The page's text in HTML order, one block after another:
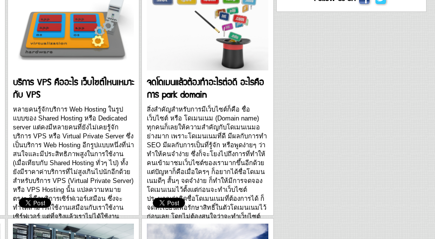
ดังนั้นหากเรารู้วิธีการที่จะตรวจสอบ และรู้ถึง
สาเหตุที่เว็บ ดาวน์ เข้าใช้งานเว็บ ไม่ได้ ก็จะ
ทำให้เราแก้ไขปัญหา ทำให้เว็บ กลับมาใช้
งานได้อย่างรวดเร็ว เพราะยิ่งเว็บ ดาวน์...
บริการ VPS คืออะไร เว็บไซต์ไหนเหมาะ
กับ VPS
หลายคนรู้จักบริการ Web Hosting ในรูป
แบบของ Shared Hosting หรือ Dedicated
server แต่คงมีหลายคนที่ยังไม่เคยรู้จัก
บริการ VPS หรือ Virtual Private Server ซึ่ง
เป็นบริการ Web Hosting อีกรูปแบบหนึ่งที่น่า
สนใจและมีประสิทธิภาพสูงในการใช้งาน
(เมื่อเทียบกับ Shared Hosting ทั่วๆ ไป) ทั้ง
ยังมีราคาค่าบริการที่ไม่สูงเกินไปนักอีกด้วย
สำหรับบริการ VPS (Virtual Private Server)
หรือ VPS Hosting นั้น แปลความหมาย
ตรงๆ ก็คือบริการเซิร์ฟเวอร์เสมือน ซึ่งจะ
ทำให้สามารถใช้งานเสมือนกับเราใช้งาน
เซิร์ฟเวอร์ แต่ที่จริงแล้วเราไม่ได้ใช้งาน
เครื่องเซิร์ฟเวอร์นั้นแต่ผู้เดียว หลักการ
ทำการอธิบายง่ายๆ ได้ดังนี้ เป็นการแบ่งพื้นที่
จดโดเมนแล้วต้องทำอะไรต่อดี อะไรคือ
การ park domain
สิ่งสำคัญสำหรับการมีเว็บไซต์ก็คือ ชื่อ
เว็บไซต์ หรือ โดเมนเนม (Domain name)
ทุกคนก็เลยให้ความสำคัญกับโดเมนเนมอ
ย่างมาก เพราะโดเมนเนมที่ดี มีผลกับการทำ
SEO มีผลกับการเป็นที่รู้จัก หรือพูดง่ายๆ ว่า
ทำให้คนจำง่าย ซึ่งก็จะโยงไปถึงการที่ทำให้
คนเข้ามาชมเว็บไซต์ของเรามากขึ้นอีกด้วย
แต่ปัญหาก็คือเมื่อใครๆ ก็อยากได้ชื่อโดเมน
เนมดีๆ สั้นๆ จดจำง่าย ก็ทำให้มีการจดจอง
โดเมนเนมไว้ตั้งแต่ก่อนจะทำเว็บไซต์
ประมาณว่าคิดชื่อโดเมนเนมที่ต้องการได้ ก็
จดทะเบียนเพื่อรักษาสิทธิ์ในตัวโดเมนเนมไว้
ก่อนเลย โดยไม่ต้องสนใจว่าจะทำเว็บไซต์
เมื่อไหร่ (บางคนจดทะเบียนโดเมนเนมไว้
หลายโดเมนเนม แต่ยังไม่มีเว็บไซต์เลย)